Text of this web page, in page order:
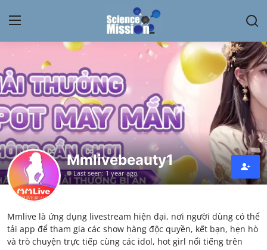
Login
Home
Contact
My Lab
News
Research
Science Hangouts
Mmlivebeauty1
Last seen: 1 year ago
Mmlive là ứng dụng livestream hiện đại, nơi người dùng có thể
tải app để tham gia các show hàng độc quyền, kết bạn, hẹn hò
và trò chuyện trực tiếp cùng các idol, hot girl nổi tiếng trên